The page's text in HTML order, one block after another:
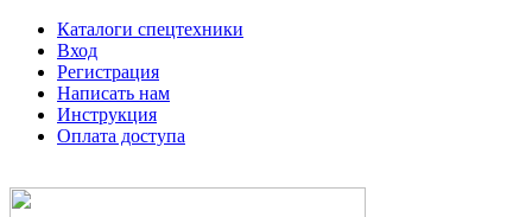
Каталоги спецтехники
Вход
Регистрация
Написать нам
Инструкция
Оплата доступа